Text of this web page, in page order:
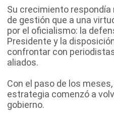
Su crecimiento
de gestión que a una
por el oficialismo: la
Presidente y la
confrontar con
aliados.
Con el paso de los
estrategia comenzó a
gobierno.